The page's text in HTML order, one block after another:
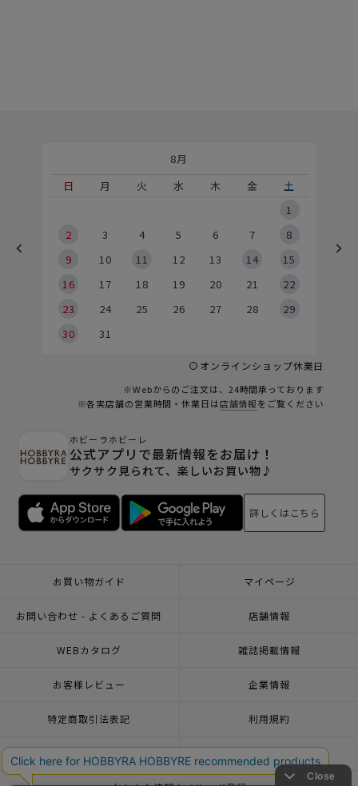
8月
日
月 火 水 木 金
土
1
2
3 4 5 6 7
8
9
10 11 12 13 14
15
16
17 18 19 20 21
22
23
24 25 26 27 28
29
30
31
オンラインショップ休業日
※Webからのご注文は、24時間承っております
※各実店舗の営業時間・休業日は店舗情報をご覧ください
ホビーラホビーレ
公式アプリで最新情報をお届け！
サクサク見られて、楽しいお買い物♪
詳しくはこちら
お買い物ガイド マイページ
お問い合わせ - よくあるご質問 店舗情報
WEBカタログ 雑誌掲載情報
お客様レビュー 企業情報
特定商取引法表記 利用規約
一緒に働こう♪求人情報